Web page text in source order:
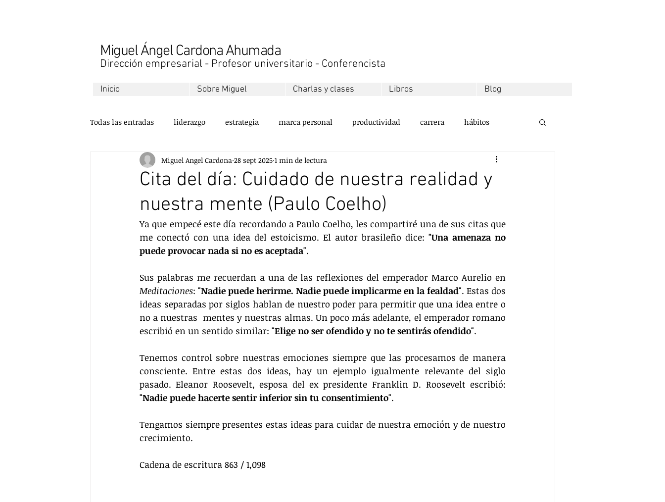
Miguel Ángel Cardona Ahumada
Dirección empresarial - Profesor universitario - Conferencista
Inicio Sobre Miguel Charlas y clases Libros Blog
Todas las entradas liderazgo estrategia marca personal productividad carrera hábitos
finanzas desarrollo personal equipos decisiones
comunicación servicio al cliente valores emprendimiento
Cita del día: Cuidado de nuestra realidad y
nuestra mente (Paulo Coelho)
Miguel Angel Cardona 28 sept 2025 1 min de lectura
Ya que empecé este día recordando a Paulo Coelho, les compartiré una de sus citas que
me conectó con una idea del estoicismo. El autor brasileño dice: "Una amenaza no
puede provocar nada si no es aceptada".
Meditaciones: "Nadie puede herirme. Nadie puede implicarme en la fealdad". Estas dos
ideas separadas por siglos hablan de nuestro poder para permitir que una idea entre o
no a nuestras  mentes y nuestras almas. Un poco más adelante, el emperador romano
escribió en un sentido similar: "Elige no ser ofendido y no te sentirás ofendido".
Tenemos control sobre nuestras emociones siempre que las procesamos de manera
consciente. Entre estas dos ideas, hay un ejemplo igualmente relevante del siglo
"Nadie puede hacerte sentir inferior sin tu consentimiento".
Tengamos siempre presentes estas ideas para cuidar de nuestra emoción y de nuestro
crecimiento.
Cadena de escritura 863 / 1,098